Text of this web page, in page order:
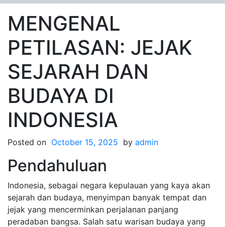
MENGENAL
PETILASAN: JEJAK
SEJARAH DAN
BUDAYA DI
INDONESIA
Posted on October 15, 2025 by admin
Pendahuluan
Indonesia, sebagai negara kepulauan yang kaya akan
sejarah dan budaya, menyimpan banyak tempat dan
jejak yang mencerminkan perjalanan panjang
peradaban bangsa. Salah satu warisan budaya yang